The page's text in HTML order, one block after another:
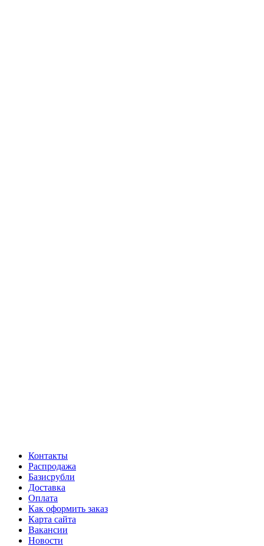
Контакты
Распродажа
Базисрубли
Доставка
Оплата
Как оформить заказ
Карта сайта
Вакансии
Новости